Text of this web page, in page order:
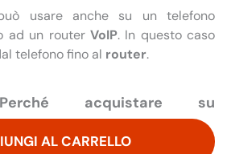
usare anche su un telefono
ad un router VoIP. In questo caso
telefono fino al router.
AL CARRELLO
Perché acquistare su